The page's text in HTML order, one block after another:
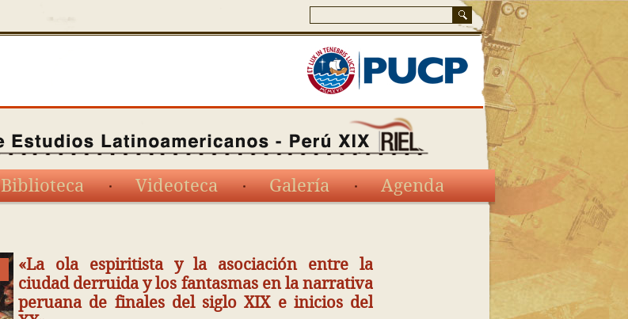
Biblioteca Videoteca Galería Agenda
«La ola espiritista y la asociación entre la
ciudad derruida y los fantasmas en la narrativa
peruana de finales del siglo XIX e inicios del